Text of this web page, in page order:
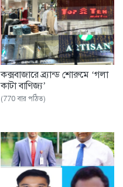
কক্সবাজারে ব্র্যান্ড শোরুমে ‘গলা
কাটা বাণিজ্য’
(770 বার পঠিত)